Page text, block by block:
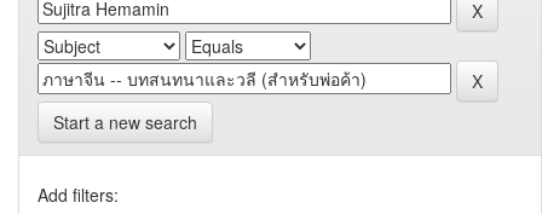
Start a new search
Add filters: